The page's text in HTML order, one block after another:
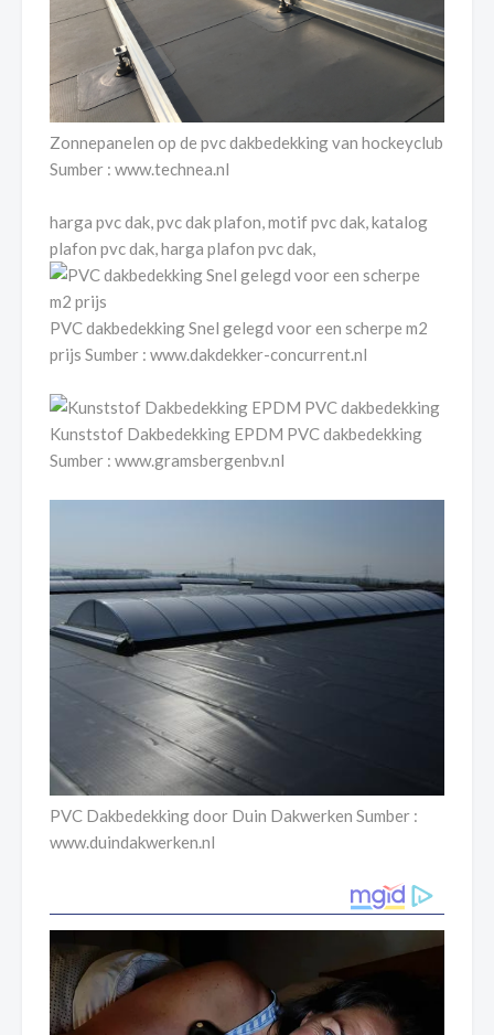
Zonnepanelen op de pvc dakbedekking van hockeyclub
Sumber : www.technea.nl
harga pvc dak, pvc dak plafon, motif pvc dak, katalog
plafon pvc dak, harga plafon pvc dak,
PVC dakbedekking Snel gelegd voor een scherpe m2
prijs Sumber : www.dakdekker-concurrent.nl
Kunststof Dakbedekking EPDM PVC dakbedekking
Sumber : www.gramsbergenbv.nl
PVC Dakbedekking door Duin Dakwerken Sumber :
www.duindakwerken.nl